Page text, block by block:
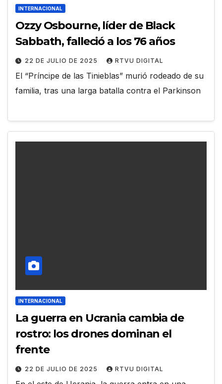
INTERNACIONAL
Ozzy Osbourne, líder de Black
Sabbath, falleció a los 76 años
22 DE JULIO DE 2025 RTVU DIGITAL
El “Príncipe de las Tinieblas” murió rodeado de su
familia, tras una larga batalla contra el Parkinson
INTERNACIONAL
La guerra en Ucrania cambia de
rostro: los drones dominan el
frente
22 DE JULIO DE 2025 RTVU DIGITAL